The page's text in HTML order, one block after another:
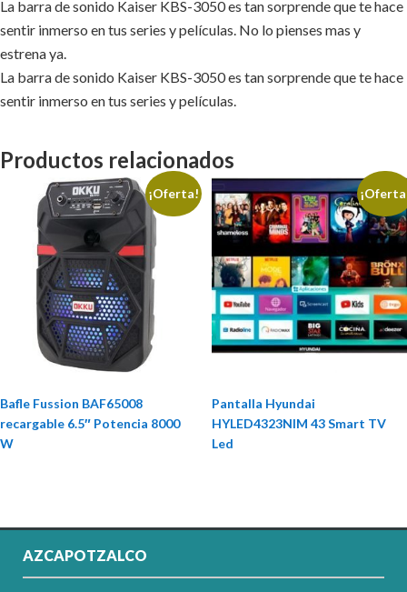
La barra de sonido Kaiser KBS-3050 es tan sorprende que te hace
sentir inmerso en tus series y películas. No lo pienses mas y
estrena ya.
La barra de sonido Kaiser KBS-3050 es tan sorprende que te hace
sentir inmerso en tus series y películas.
Productos relacionados
¡Oferta!
Bafle Fussion BAF65008
recargable 6.5″ Potencia 8000
W
Pantalla Hyundai
HYLED4323NIM 43 Smart TV
Led
AZCAPOTZALCO